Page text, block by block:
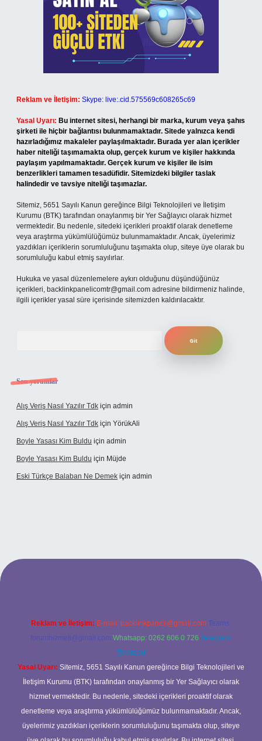
Reklam ve İletişim: Skype: live:.cid.575569c608265c69
Yasal Uyarı: Bu internet sitesi, herhangi bir marka, kurum veya şahıs
şirketi ile hiçbir bağlantısı bulunmamaktadır. Sitede yalnızca kendi
hazırladığımız makaleler paylaşılmaktadır. Burada yer alan içerikler
haber niteliği taşımamakta olup, gerçek kurum ve kişiler hakkında
paylaşım yapılmamaktadır. Gerçek kurum ve kişiler ile isim
benzerlikleri tamamen tesadüfidir. Sitemizdeki bilgiler taslak
halindedir ve tavsiye niteliği taşımazlar.
Sitemiz, 5651 Sayılı Kanun gereğince Bilgi Teknolojileri ve İletişim
Kurumu (BTK) tarafından onaylanmış bir Yer Sağlayıcı olarak hizmet
vermektedir. Bu nedenle, sitedeki içerikleri proaktif olarak denetleme
veya araştırma yükümlülüğümüz bulunmamaktadır. Ancak, üyelerimiz
yazdıkları içeriklerin sorumluluğunu taşımakta olup, siteye üye olarak bu
sorumluluğu kabul etmiş sayılırlar.
Hukuka ve yasal düzenlemelere aykırı olduğunu düşündüğünüz
içerikleri, backlinkpanelicomtr@gmail.com adresine bildirmeniz halinde,
ilgili içerikler yasal süre içerisinde sitemizden kaldırılacaktır.
Son yorumlar
Alış Veriş Nasıl Yazılır Tdk için admin
Alış Veriş Nasıl Yazılır Tdk için YörükAli
Boyle Yasası Kim Buldu için admin
Boyle Yasası Kim Buldu için Müjde
Eski Türkçe Balaban Ne Demek için admin
casino
Reklam ve İletişim: E-mail: backlinkpaneli@gmail.com Teams:
forumhizmeti@gmail.com Whatsapp: 0262 606 0 726 Telegram:
@karabul
Yasal Uyarı: Sitemiz, 5651 Sayılı Kanun gereğince Bilgi Teknolojileri ve
İletişim Kurumu (BTK) tarafından onaylanmış bir Yer Sağlayıcı olarak
hizmet vermektedir. Bu nedenle, sitedeki içerikleri proaktif olarak
denetleme veya araştırma yükümlülüğümüz bulunmamaktadır. Ancak,
üyelerimiz yazdıkları içeriklerin sorumluluğunu taşımakta olup, siteye